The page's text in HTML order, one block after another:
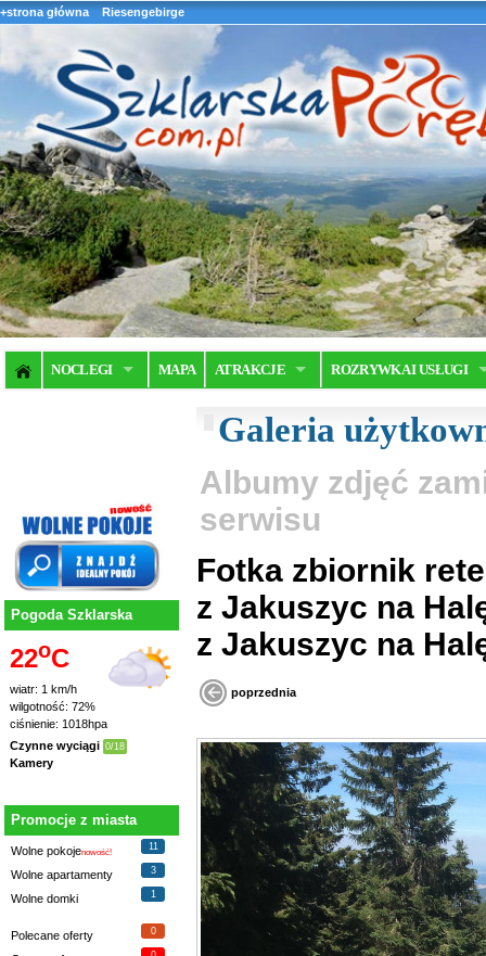
+strona główna Riesengebirge
NOCLEGI MAPA ATRAKCJE ROZRYWKA I USŁUGI
Pogoda Szklarska
22oC
wiatr: 1 km/h
wilgotność: 72%
ciśnienie: 1018hpa
Czynne wyciągi 0/18
Kamery
Promocje z miasta
Wolne pokojenowość!
11
Wolne apartamenty 3
Wolne domki 1
Polecane oferty 0
Galeria
Albumy zdjęć
serwisu
Fotka zbiornik retencyjny w okolicach
z Jakuszyc na
z Jakuszyc na
poprzednia